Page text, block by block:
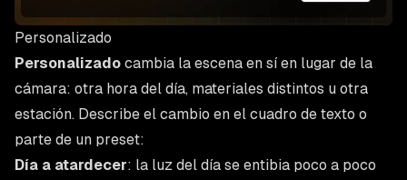
Personalizado
Personalizado cambia la escena en sí en lugar de la
cámara: otra hora del día, materiales distintos u otra
estación. Describe el cambio en el cuadro de texto o
parte de un preset:
Día a atardecer: la luz del día se entibia poco a poco